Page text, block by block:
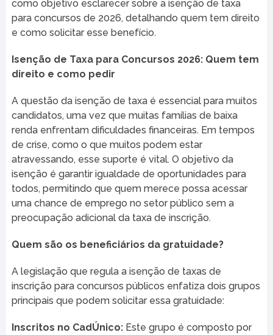
como objetivo esclarecer sobre a isenção de taxa
para concursos de 2026, detalhando quem tem direito
e como solicitar esse benefício.
Isenção de Taxa para Concursos 2026: Quem tem
direito e como pedir
A questão da isenção de taxa é essencial para muitos
candidatos, uma vez que muitas famílias de baixa
renda enfrentam dificuldades financeiras. Em tempos
de crise, como o que muitos podem estar
atravessando, esse suporte é vital. O objetivo da
isenção é garantir igualdade de oportunidades para
todos, permitindo que quem merece possa acessar
uma chance de emprego no setor público sem a
preocupação adicional da taxa de inscrição.
Quem são os beneficiários da gratuidade?
A legislação que regula a isenção de taxas de
inscrição para concursos públicos enfatiza dois grupos
principais que podem solicitar essa gratuidade:
Inscritos no CadÚnico:Este grupo é composto por